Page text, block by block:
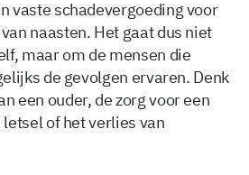
vaste schadevergoeding voor
naasten. Het gaat dus niet
maar om de mensen die
de gevolgen ervaren. Denk
een ouder, de zorg voor een
of het verlies van